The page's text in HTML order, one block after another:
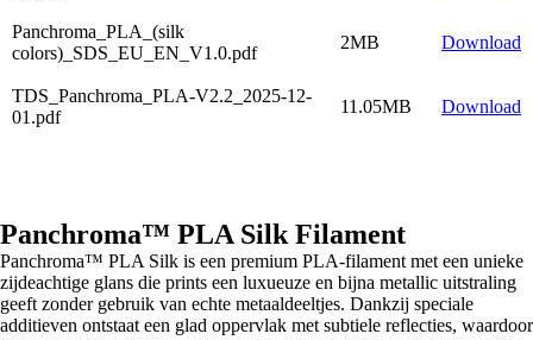
Panchroma_PLA_(silk
colors)_SDS_EU_EN_V1.0.pdf
2MB Download
TDS_Panchroma_PLA-V2.2_2025-12-
01.pdf
11.05MB Download
Panchroma™ PLA Silk Filament
Panchroma™ PLA Silk is een premium PLA-filament met een unieke
zijdeachtige glans die prints een luxueuze en bijna metallic uitstraling
geeft zonder gebruik van echte metaaldeeltjes. Dankzij speciale
additieven ontstaat een glad oppervlak met subtiele reflecties, waardoor